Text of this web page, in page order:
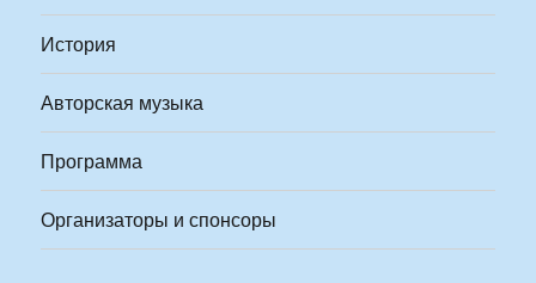
История
Авторская музыка
Программа
Организаторы и спонсоры